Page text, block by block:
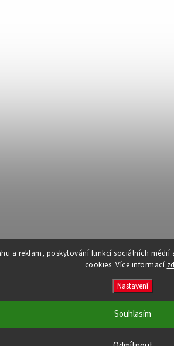
a reklam, poskytování funkcí sociálních
cookies. Více informací
Nastavení
Souhlasím